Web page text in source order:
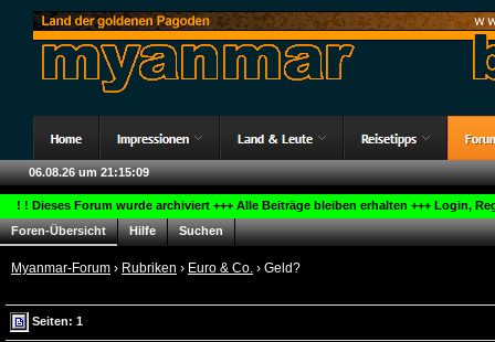
06.08.26 um 21:15:10
! ! Dieses Forum wurde archiviert +++ Alle Beiträge bleiben erhalten +++ Login,
Foren-Übersicht
Hilfe Suchen
Myanmar-Forum › Rubriken › Euro & Co. › Geld?
Seiten: 1